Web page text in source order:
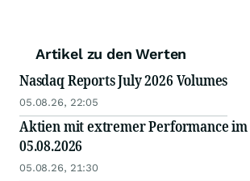
Artikel zu den Werten
Nasdaq Reports July 2026 Volumes
05.08.26, 22:05
Aktien mit extremer Performance im
05.08.2026
05.08.26, 21:30